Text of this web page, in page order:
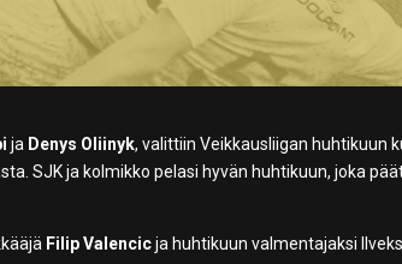
ja Denys Oliinyk, valittiin Veikkausliigan huhtikuun
SJK ja kolmikko pelasi hyvän huhtikuun, joka
Filip Valencicja huhtikuun valmentajaksi